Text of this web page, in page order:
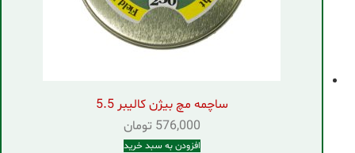
ساچمه مچ بیژن کالیبر 5.5
576,000 تومان
افزودن به سبد خرید